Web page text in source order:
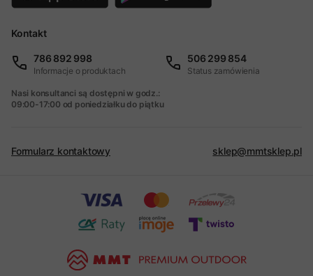
Kontakt
786 892 998
Informacje o produktach
506 299 854
Status zamówienia
Nasi konsultanci są dostępni w godz.:
09:00-17:00 od poniedziałku do piątku
Formularz kontaktowy sklep@mmtsklep.pl